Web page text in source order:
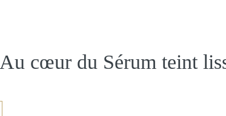
Au cœur du Sérum teint